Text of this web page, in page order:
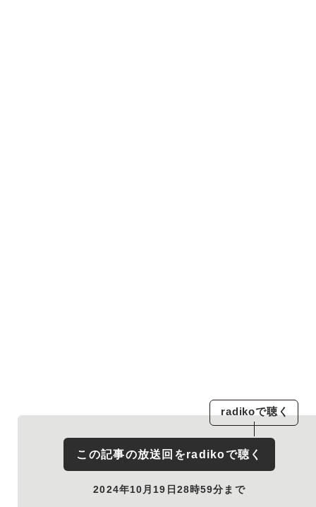
radikoで聴く
この記事の放送回をradikoで聴く
2024年10月19日28時59分まで